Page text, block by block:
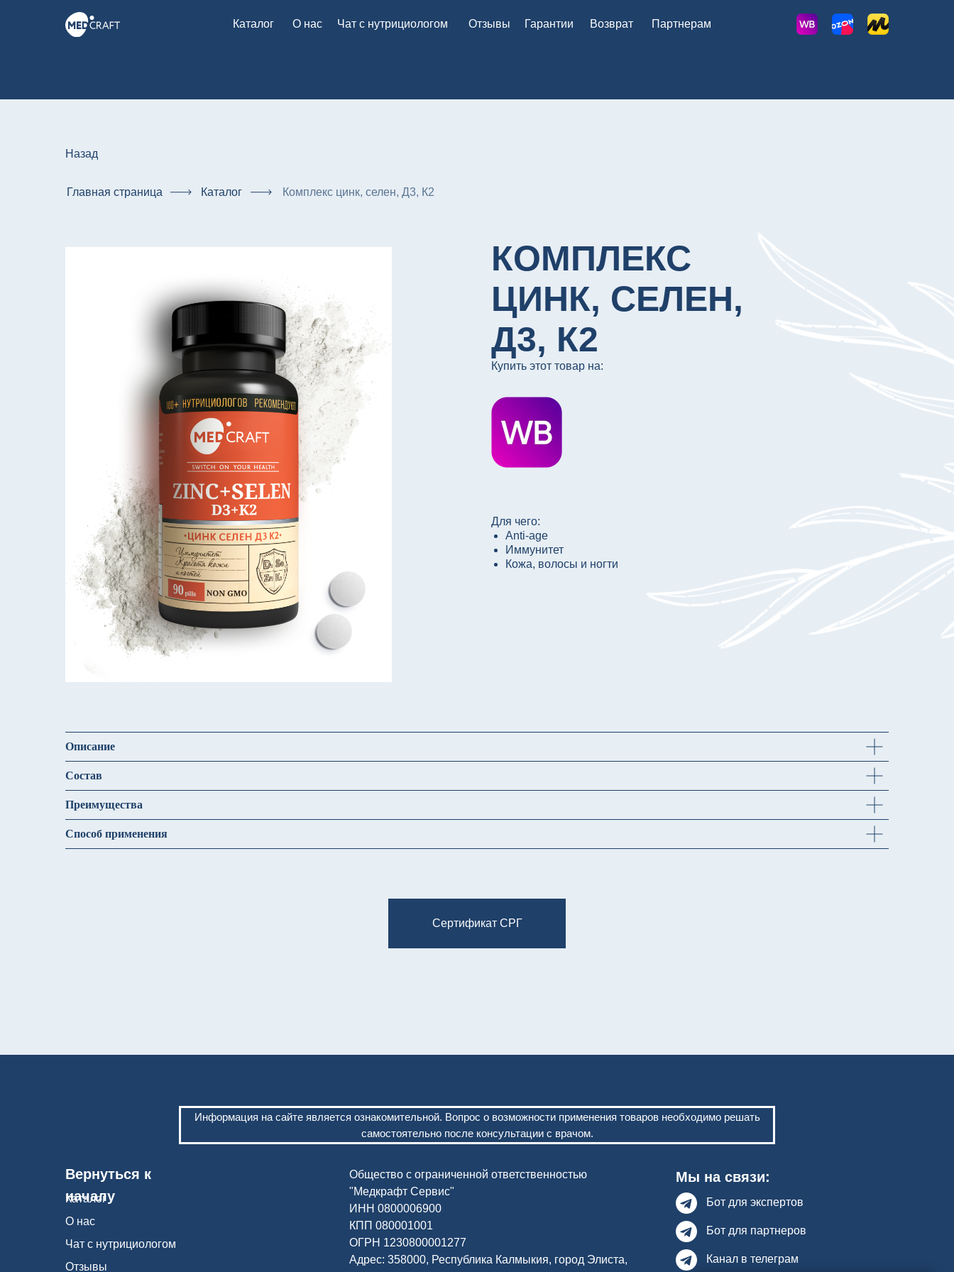
Гарантии Возврат Партнерам
Каталог О нас Чат с нутрициологом Отзывы
Назад
Главная страница Каталог Комплекс цинк, селен, Д3, К2
КОМПЛЕКС
ЦИНК, СЕЛЕН,
Д3, К2
Купить этот товар на:
Для чего:
Anti-age
Иммунитет
Кожа, волосы и ногти
Описание
Состав
Преимущества
Способ применения
Сертификат СРГ
Вернуться к
началу
Каталог
О нас
Чат с нутрициологом
Отзывы
Мы на связи:
Общество с ограниченной ответственностью
"Медкрафт Сервис"
ИНН 0800006900
КПП 080001001
ОГРН 1230800001277
Адрес: 358000, Республика Калмыкия, город Элиста,
Бот для экспертов
Бот для партнеров
Канал в телеграм
Информация на сайте является ознакомительной. Вопрос о возможности применения товаров необходимо решать
самостоятельно после консультации с врачом.